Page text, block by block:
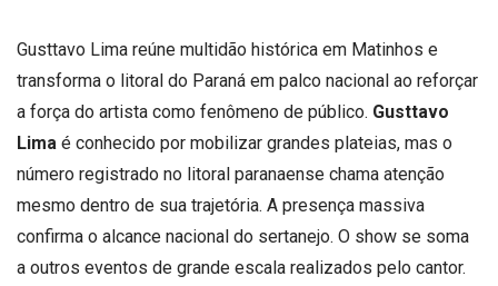
Gusttavo Lima reúne multidão histórica em Matinhos e
transforma o litoral do Paraná em palco nacional ao reforçar
a força do artista como fenômeno de público. Gusttavo
Lima é conhecido por mobilizar grandes plateias, mas o
número registrado no litoral paranaense chama atenção
mesmo dentro de sua trajetória. A presença massiva
confirma o alcance nacional do sertanejo. O show se soma
a outros eventos de grande escala realizados pelo cantor.